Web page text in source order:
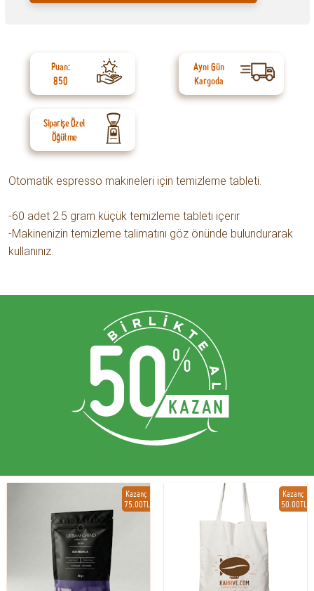
Puan:
850
Aynı Gün
Kargoda
Siparişe Özel
Öğütme
Otomatik espresso makineleri için temizleme tableti.
-60 adet 2.5 gram küçük temizleme tableti içerir
-Makinenizin temizleme talimatını göz önünde bulundurarak
kullanınız.
Kazanç
75.00TL
Kazanç
50.00TL